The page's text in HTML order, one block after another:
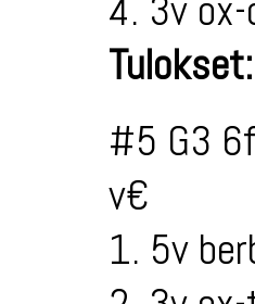
4. 3v ox-
#5 G3
v€
1. 5v